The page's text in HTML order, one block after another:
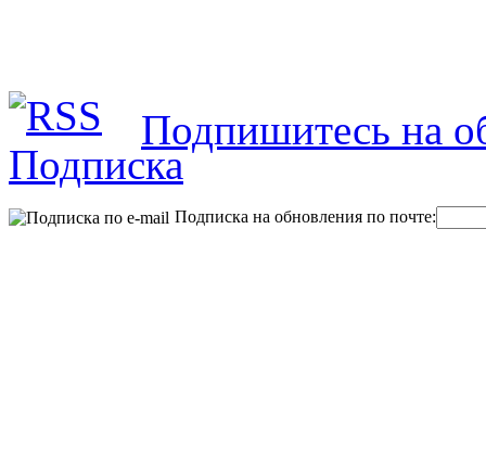
Подпишитесь на
Подписка на обновления по почте: